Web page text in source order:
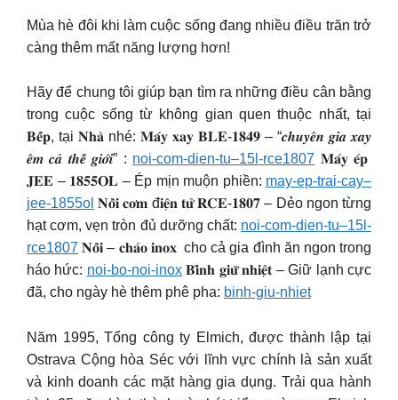
Mùa hè đôi khi làm cuộc sống đang nhiều điều trăn trở
càng thêm mất năng lượng hơn!
Hãy để chung tôi giúp bạn tìm ra những điều cân bằng
trong cuộc sống từ không gian quen thuộc nhất, tại
𝐁𝐞̂́𝐩, tại 𝐍𝐡𝐚̀ nhé: 𝐌𝐚́𝐲 𝐱𝐚𝐲 𝐁𝐋𝐄-𝟏𝟖𝟒𝟗 – “𝒄𝒉𝒖𝒚𝒆̂𝒏 𝒈𝒊𝒂 𝒙𝒂𝒚
𝒆̂𝒎 𝒄𝒂̉ 𝒕𝒉𝒆̂́ 𝒈𝒊𝒐̛́𝒊” : noi-com-dien-tu–15l-rce1807 𝐌𝐚́𝐲 𝐞́𝐩
𝐉𝐄𝐄 – 𝟏𝟖𝟓𝟓𝐎𝐋 – Ép mịn muộn phiền: may-ep-trai-cay–
jee-1855ol 𝐍𝐨̂̀𝐢 𝐜𝐨̛𝐦 đ𝐢𝐞̣̂𝐧 𝐭𝐮̛̉ 𝐑𝐂𝐄-𝟏𝟖𝟎𝟕 – Dẻo ngon từng
hạt cơm, vẹn tròn đủ dưỡng chất: noi-com-dien-tu–15l-
rce1807 𝐍𝐨̂̀𝐢 – 𝐜𝐡𝐚̉𝐨 𝐢𝐧𝐨𝐱 cho cả gia đình ăn ngon trong
háo hức: noi-bo-noi-inox𝐁𝐢̀𝐧𝐡 𝐠𝐢𝐮̛̃ 𝐧𝐡𝐢𝐞̣̂𝐭 – Giữ lạnh cực
đã, cho ngày hè thêm phê pha: binh-giu-nhiet
Năm 1995, Tổng công ty Elmich, được thành lập tại
Ostrava Cộng hòa Séc với lĩnh vực chính là sản xuất
và kinh doanh các mặt hàng gia dụng. Trải qua hành